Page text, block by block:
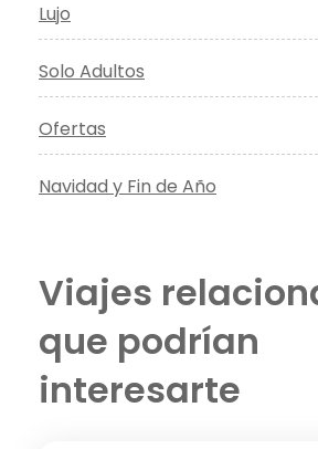
Lujo
Solo Adultos
Ofertas
Navidad y Fin de Año
Viajes
que podrían
interesarte